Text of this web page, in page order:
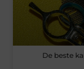
De beste